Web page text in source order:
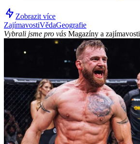
Zobrazit více
ZajímavostiVědaGeografie
Vybrali jsme pro vás Magazíny a zajímavosti